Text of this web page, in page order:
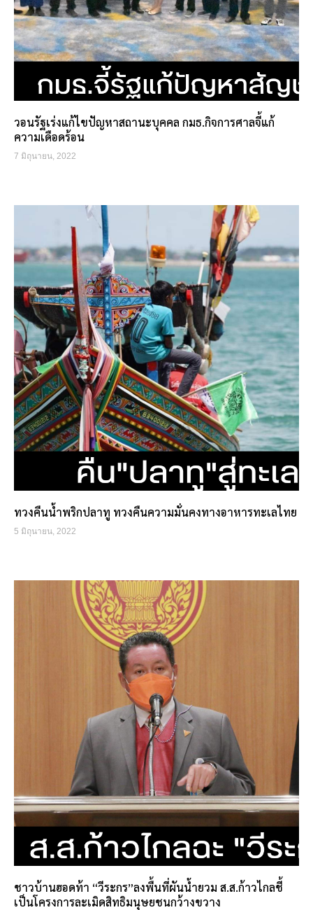
วอนรัฐเร่งแก้ไขปัญหาสถานะบุคคล กมธ.กิจการศาลจี้แก้
ความเดือดร้อน
7 มิถุนายน, 2022
ทวงคืนน้ำพริกปลาทู ทวงคืนความมั่นคงทางอาหารทะเลไทย
5 มิถุนายน, 2022
ชาวบ้านฮอดท้า “วีระกร”ลงพื้นที่ผันน้ำยวม ส.ส.ก้าวไกลชี้
เป็นโครงการละเมิดสิทธิมนุษยชนกว้างขวาง